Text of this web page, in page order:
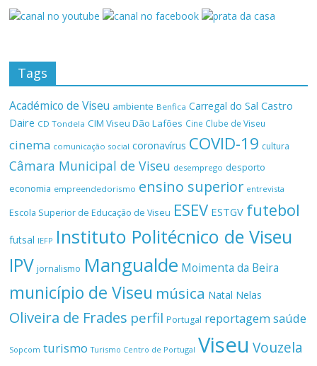
Tags
Académico de Viseu ambiente Benfica Carregal do Sal Castro
Daire CD Tondela CIM Viseu Dão Lafões Cine Clube de Viseu
cinema comunicação social coronavírus COVID-19 cultura
Câmara Municipal de Viseu desemprego desporto
economia empreendedorismo ensino superior entrevista
Escola Superior de Educação de Viseu ESEV ESTGV futebol
futsal IEFP Instituto Politécnico de Viseu
IPV jornalismo Mangualde Moimenta da Beira
município de Viseu música Natal Nelas
Oliveira de Frades perfil Portugal reportagemsaúde
Sopcom turismo Turismo Centro de Portugal Viseu Vouzela